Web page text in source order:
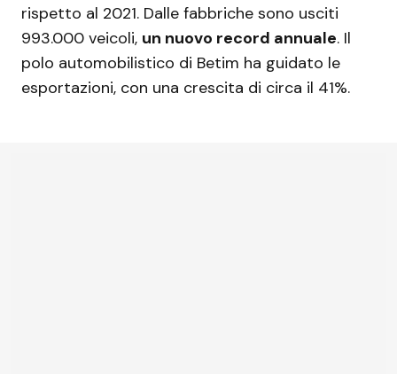
rispetto al 2021. Dalle fabbriche sono usciti
993.000 veicoli, un nuovo record annuale. Il
polo automobilistico di Betim ha guidato le
esportazioni, con una crescita di circa il 41%.